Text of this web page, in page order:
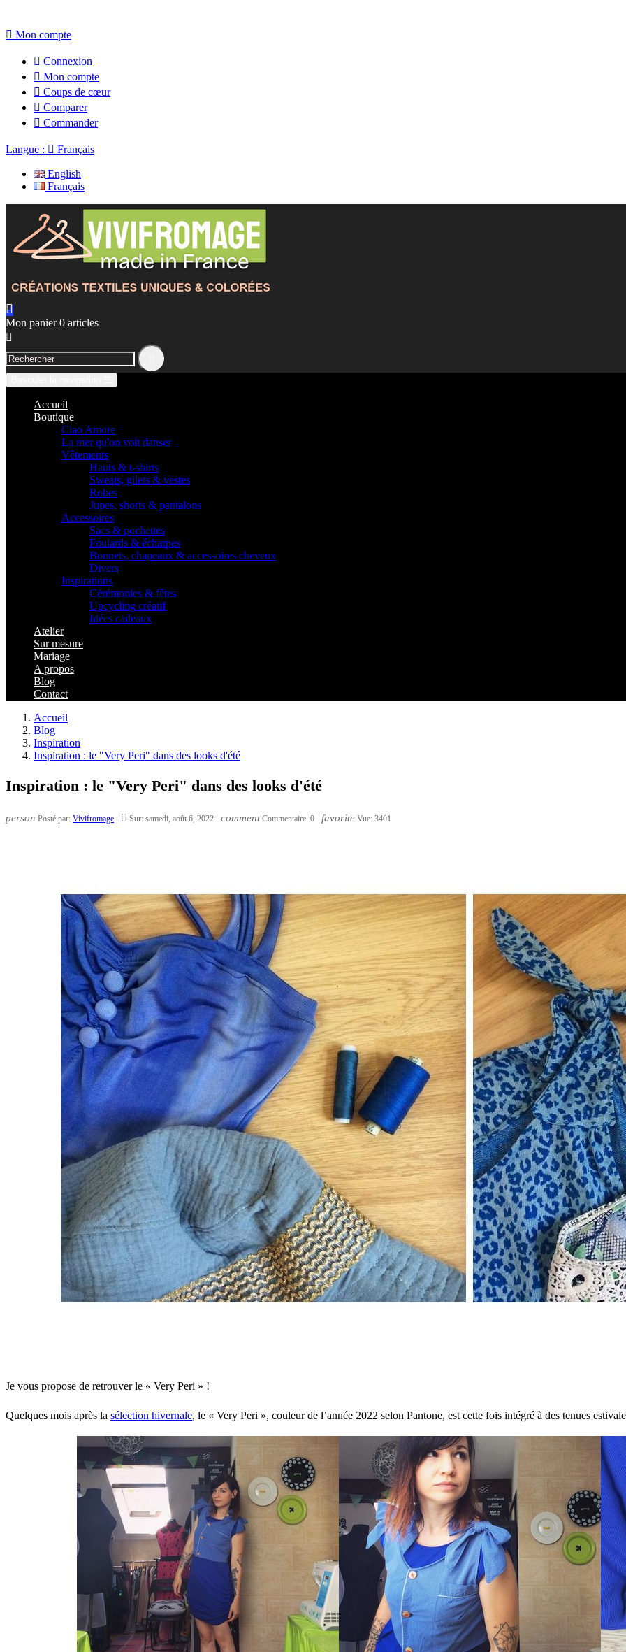
 Mon compte
 Connexion
 Mon compte
 Coups de cœur
 Comparer
 Commander
Langue :  Français
English
Français

Mon panier 0 articles

Accueil
Boutique
Ciao Amore
La mer qu'on voit danser
Vêtements
Hauts & t-shirts
Sweats, gilets & vestes
Robes
Jupes, shorts & pantalons
Accessoires
Sacs & pochettes
Foulards & écharpes
Bonnets, chapeaux & accessoires cheveux
Divers
Inspirations
Cérémonies & fêtes
Upcycling créatif
Idées cadeaux
Atelier
Sur mesure
Mariage
A propos
Blog
Contact
Accueil
Blog
Inspiration
Inspiration : le "Very Peri" dans des looks d'été
Inspiration : le "Very Peri" dans des looks d'été
person Posté par: Vivifromage  Sur: samedi, août 6, 2022 comment Commentaire: 0 favorite Vue: 3401
Je vous propose de retrouver le « Very Peri » !
Quelques mois après la sélection hivernale, le « Very Peri », couleur de l’année 2022 selon Pantone, est cette fois intégré à des tenues